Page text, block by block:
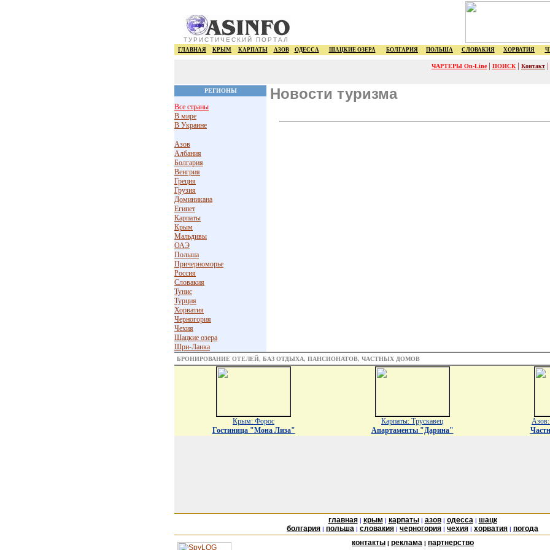
ТУРИСТИЧЕСКИЙ ПОРТАЛ
ГЛАВНАЯ КРЫМ КАРПАТЫ АЗОВ ОДЕССА ШАЦКИЕ ОЗЕРА БОЛГАРИЯ ПОЛЬША СЛОВАКИЯ ХОРВАТИЯ
ЧАРТЕРЫ On-Line| ПОИСК | Контакт |
РЕГИОНЫ Новости туризма
Все страны
В мире
В Украине
Азов
Албания
Болгария
Венгрия
Греция
Грузия
Доминикана
Египет
Карпаты
Крым
Мальдивы
ОАЭ
Польша
Причерноморье
Россия
Словакия
Тунис
Турция
Хорватия
Черногория
Чехия
Шацкие озера
Шри-Ланка
БРОНИРОВАНИЕ ОТЕЛЕЙ, БАЗ ОТДЫХА, ПАНСИОНАТОВ, ЧАСТНЫХ ДОМОВ
Крым: Форос
Гостиница "Мона Лиза"
Карпаты: Трускавец
Апартаменты "Дарина"
Азов:
главная| крым | карпаты| азов| одесса | шацк
болгария | польша | словакия | черногория | чехия | хорватия | погода
контакты | реклама | партнерство